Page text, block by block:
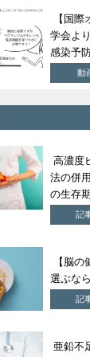
【国
学会よ
感染予
動
高濃度
法の併
の生存
記
【脳の
選ぶな
記
亜鉛不